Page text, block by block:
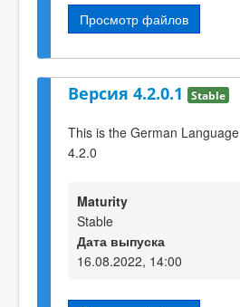
Просмотр файлов
Версия 4.2.0.1 Stable
This is the German
4.2.0
Maturity
Stable
Дата выпуска
16.08.2022, 14:00